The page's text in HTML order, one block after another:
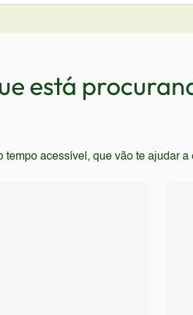
e a confiabilidade da
está
acessível, que vão te ajudar